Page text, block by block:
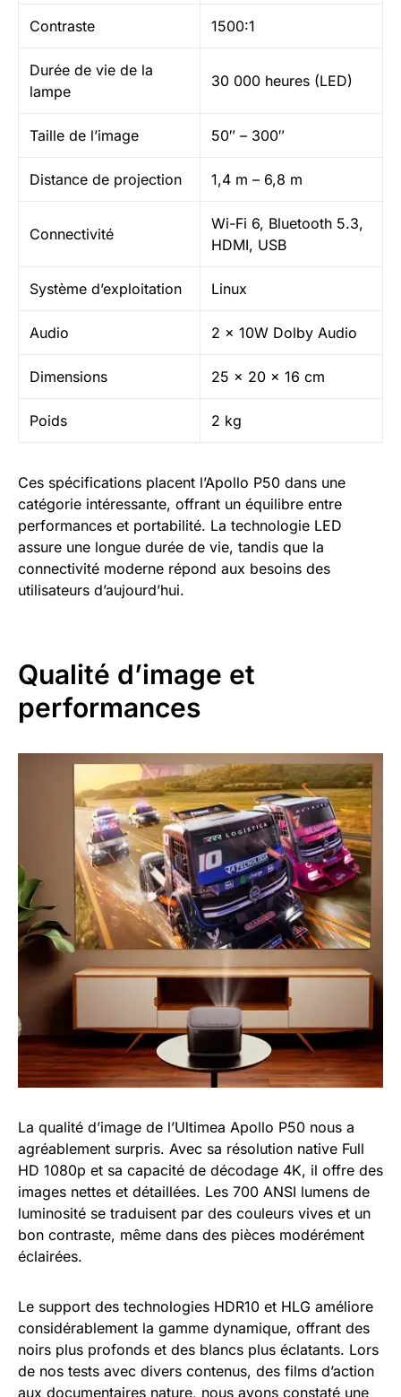
Contraste 1500:1
Durée de vie de la
lampe
30 000 heures (LED)
Taille de l’image 50″ – 300″
Distance de projection 1,4 m – 6,8 m
Connectivité
Wi-Fi 6, Bluetooth 5.3,
HDMI, USB
Système d’exploitation Linux
Audio 2 x 10W Dolby Audio
Dimensions 25 x 20 x 16 cm
Poids 2 kg
Ces spécifications placent l’Apollo P50 dans une
catégorie intéressante, offrant un équilibre entre
performances et portabilité. La technologie LED
assure une longue durée de vie, tandis que la
connectivité moderne répond aux besoins des
utilisateurs d’aujourd’hui.
Qualité d’image et
performances
La qualité d’image de l’Ultimea Apollo P50 nous a
agréablement surpris. Avec sa résolution native Full
HD 1080p et sa capacité de décodage 4K, il offre des
images nettes et détaillées. Les 700 ANSI lumens de
luminosité se traduisent par des couleurs vives et un
bon contraste, même dans des pièces modérément
éclairées.
Le support des technologies HDR10 et HLG améliore
considérablement la gamme dynamique, offrant des
noirs plus profonds et des blancs plus éclatants. Lors
de nos tests avec divers contenus, des films d’action
aux documentaires nature, nous avons constaté une